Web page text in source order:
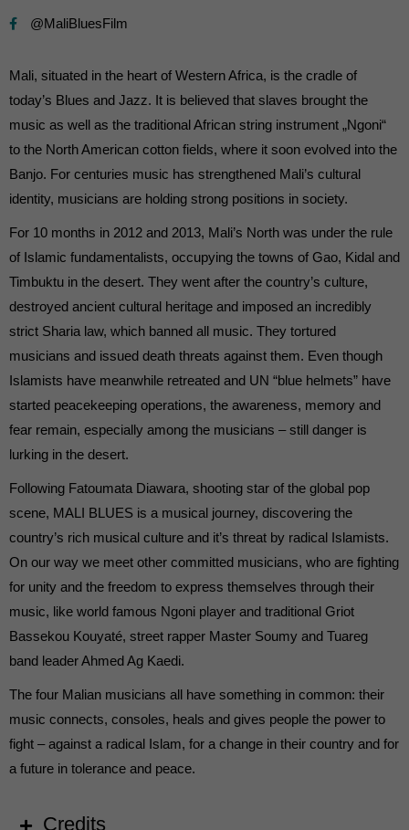
@MaliBluesFilm
Mali, situated in the heart of Western Africa, is the cradle of
today’s Blues and Jazz. It is believed that slaves brought the
music as well as the traditional African string instrument „Ngoni“
to the North American cotton fields, where it soon evolved into the
Banjo. For centuries music has strengthened Mali’s cultural
identity, musicians are holding strong positions in society.
For 10 months in 2012 and 2013, Mali’s North was under the rule
of Islamic fundamentalists, occupying the towns of Gao, Kidal and
Timbuktu in the desert. They went after the country’s culture,
destroyed ancient cultural heritage and imposed an incredibly
strict Sharia law, which banned all music. They tortured
musicians and issued death threats against them. Even though
Islamists have meanwhile retreated and UN “blue helmets” have
started peacekeeping operations, the awareness, memory and
fear remain, especially among the musicians – still danger is
lurking in the desert.
Following Fatoumata Diawara, shooting star of the global pop
scene, MALI BLUES is a musical journey, discovering the
country’s rich musical culture and it’s threat by radical Islamists.
On our way we meet other committed musicians, who are fighting
for unity and the freedom to express themselves through their
music, like world famous Ngoni player and traditional Griot
Bassekou Kouyaté, street rapper Master Soumy and Tuareg
band leader Ahmed Ag Kaedi.
The four Malian musicians all have something in common: their
music connects, consoles, heals and gives people the power to
fight – against a radical Islam, for a change in their country and for
a future in tolerance and peace.
Credits